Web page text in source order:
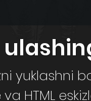
yuklashni
HTML